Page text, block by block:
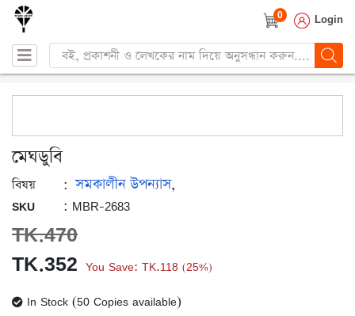
0 Login
Products
search
মেঘডুবি
বিষয় : সমকালীন উপন্যাস,
SKU : MBR-2683
TK.470
Original
price
TK.352 Current
price
You Save: TK.118 (25%)
In Stock (50 Copies available)